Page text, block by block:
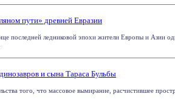
пути» древней Евразии
последней ледниковой эпохи жители Европы и Азии
и сына Тараса Бульбы
того, что массовое вымирание, расчистившее